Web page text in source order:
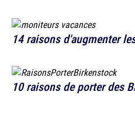
14 raisons d'augmenter
10 raisons de porter des